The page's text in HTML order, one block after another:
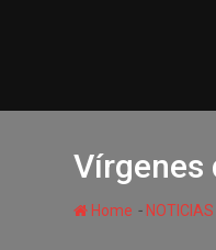
Vírgenes
Home - NOTICIAS